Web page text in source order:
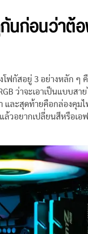
นก่อนว่าต้
ฟกัสอยู่ 3 อย่างหลัก ๆ คื
ว่าจะเอาเป็นแบบสา
และสุดท้ายคือกล่องคุม
ล้วอยากเปลี่ยนสีหรือเ